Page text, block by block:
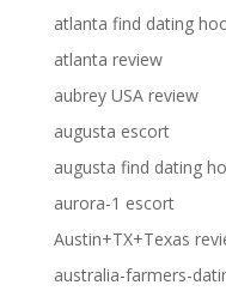
atlanta find dating
atlanta review
aubrey USA review
augusta escort
augusta find dating
aurora-1 escort
Austin+TX+Texas
australia-farmers-